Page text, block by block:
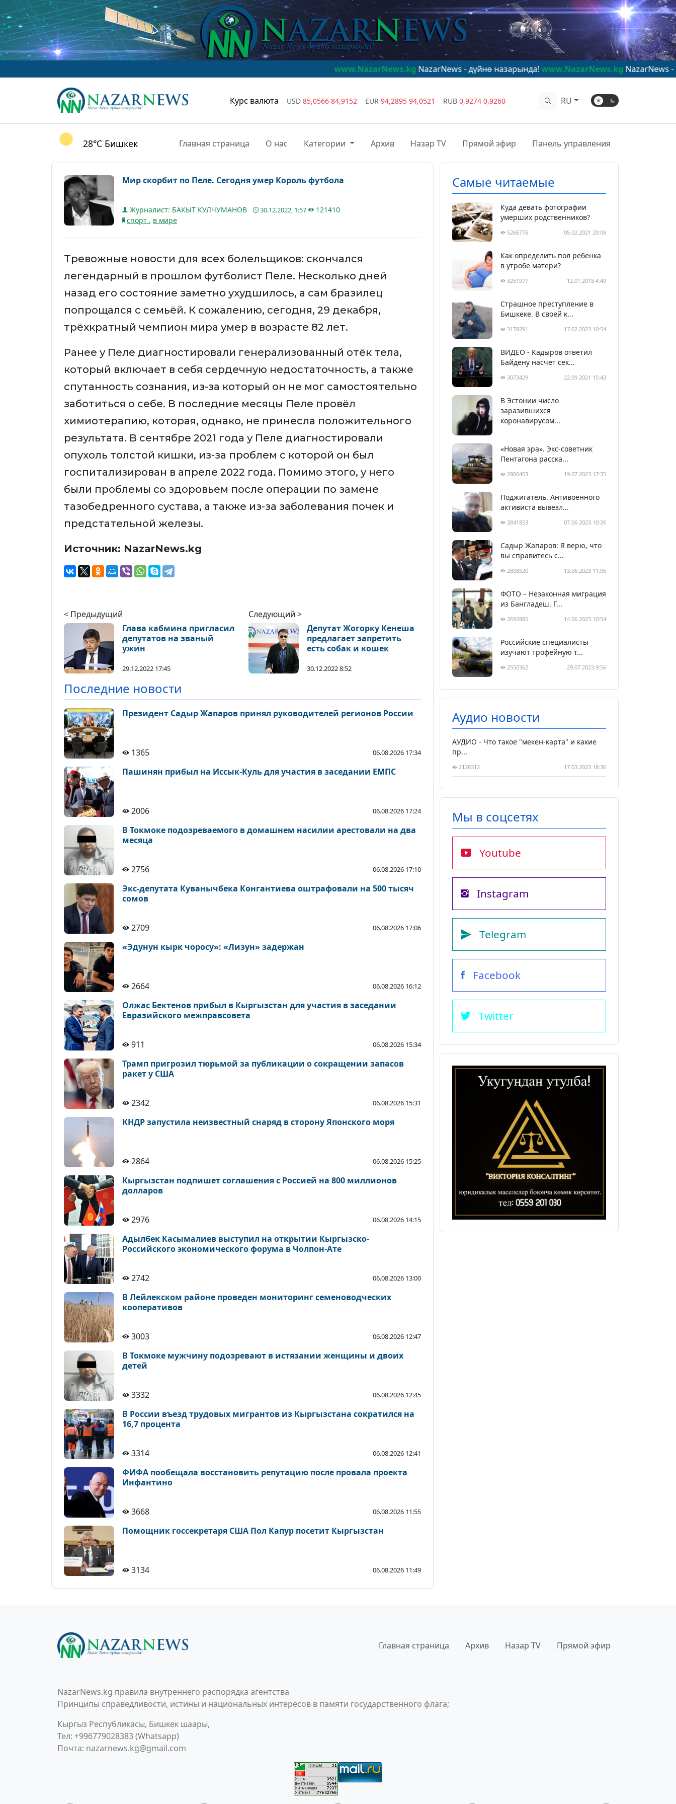
www.NazarNews.kgNazarNews - дүйнө назарында! www.NazarNews.kgNazarNews - в центре
Курс валюта USD 85,0566 84,9152 EUR 94,2895 94,0521 RUB 0,9274 0,9260 RU
28°C Бишкек Главная страница О нас Категории Архив Назар TV Прямой эфир Панель управления
Мир скорбит по Пеле. Сегодня умер Король футбола
Журналист: БАКЫТ КУЛЧУМАНОВ 30.12.2022, 1:57
121410
спорт , в мире
Тревожные новости для всех болельщиков: скончался
легендарный в прошлом футболист Пеле. Несколько дней
назад его состояние заметно ухудшилось, а сам бразилец
попрощался с семьёй. К сожалению, сегодня, 29 декабря,
трёхкратный чемпион мира умер в возрасте 82 лет.
Ранее у Пеле диагностировали генерализованный отёк тела,
который включает в себя сердечную недостаточность, а также
спутанность сознания, из-за который он не мог самостоятельно
заботиться о себе. В последние месяцы Пеле провёл
химиотерапию, которая, однако, не принесла положительного
результата. В сентябре 2021 года у Пеле диагностировали
опухоль толстой кишки, из-за проблем с которой он был
госпитализирован в апреле 2022 года. Помимо этого, у него
были проблемы со здоровьем после операции по замене
тазобедренного сустава, а также из-за заболевания почек и
предстательной железы.
Источник: NazarNews.kg
< Предыдущий
Глава кабмина пригласил
депутатов на званый
ужин
29.12.2022 17:45
Следующий >
Депутат Жогорку Кенеша
предлагает запретить
есть собак и кошек
30.12.2022 8:52
Последние новости
Президент Садыр Жапаров принял руководителей регионов России
1365 06.08.2026 17:34
Пашинян прибыл на Иссык-Куль для участия в заседании ЕМПС
2006 06.08.2026 17:24
В Токмоке подозреваемого в домашнем насилии арестовали на два
месяца
2756 06.08.2026 17:10
Экс-депутата Куванычбека Конгантиева оштрафовали на 500 тысяч
сомов
2709 06.08.2026 17:06
«Эдунун кырк чоросу»: «Лизун» задержан
2664 06.08.2026 16:12
Олжас Бектенов прибыл в Кыргызстан для участия в заседании
Евразийского межправсовета
911 06.08.2026 15:34
Трамп пригрозил тюрьмой за публикации о сокращении запасов
ракет у США
2342 06.08.2026 15:31
КНДР запустила неизвестный снаряд в сторону Японского моря
2864 06.08.2026 15:25
Кыргызстан подпишет соглашения с Россией на 800 миллионов
долларов
2976 06.08.2026 14:15
Адылбек Касымалиев выступил на открытии Кыргызско-
Российского экономического форума в Чолпон-Ате
2742 06.08.2026 13:00
В Лейлекском районе проведен мониторинг семеноводческих
кооперативов
3003 06.08.2026 12:47
В Токмоке мужчину подозревают в истязании женщины и двоих
детей
3332 06.08.2026 12:45
В России въезд трудовых мигрантов из Кыргызстана сократился на
16,7 процента
3314 06.08.2026 12:41
ФИФА пообещала восстановить репутацию после провала проекта
Инфантино
3668 06.08.2026 11:55
Помощник госсекретаря США Пол Капур посетит Кыргызстан
3134 06.08.2026 11:49
Самые читаемые
Куда девать фотографии
умерших родственников?
5266776 05.02.2021 20:08
Как определить пол ребенка
в утробе матери?
3251977 12.01.2018 4:49
Страшное преступление в
Бишкеке. В своей к...
3178291 17.02.2023 10:54
ВИДЕО - Кадыров ответил
Байдену насчет сек...
3073429 22.09.2021 15:43
В Эстонии число
заразившихся
коронавирусом...
«Новая эра». Экс-советник
Пентагона расска...
2906403 19.07.2023 17:35
Поджигатель. Антивоенного
активиста вывезл...
2841853 07.06.2023 10:26
Садыр Жапаров: Я верю, что
вы справитесь с...
2808520 13.06.2023 11:06
ФОТО – Незаконная миграция
из Бангладеш. Г...
2692885 14.06.2023 10:54
Российские специалисты
изучают трофейную т...
2550362 29.07.2023 9:56
Аудио новости
АУДИО - Что такое "мекен-карта" и какие
пр...
2128312 17.03.2023 18:36
Мы в соцсетях
Youtube
Instagram
Telegram
Facebook
Twitter
Главная страница Архив Назар TV Прямой эфир
NazarNews.kg правила внутреннего распорядка агентства
Принципы справедливости, истины и национальных интересов в памяти государственного флага;
Кыргыз Республикасы, Бишкек шаары,
Тел: +996779028383 (Whatsapp)
Почта: nazarnews.kg@gmail.com